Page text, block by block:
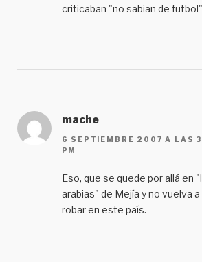
criticaban "no sabian de
mache
6 SEPTIEMBRE 2007 A LAS
PM
Eso, que se quede por allá en
arabias" de Mejía y no vuelva a
robar en este país.